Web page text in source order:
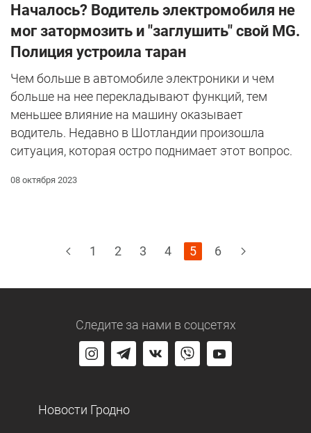
Началось? Водитель электромобиля не
мог затормозить и "заглушить" свой MG.
Полиция устроила таран
Чем больше в автомобиле электроники и чем
больше на нее перекладывают функций, тем
меньшее влияние на машину оказывает
водитель. Недавно в Шотландии произошла
ситуация, которая остро поднимает этот вопрос.
08 октября 2023
1 2 3 4 5 6
Следите за нами в соцсетях
Новости Гродно